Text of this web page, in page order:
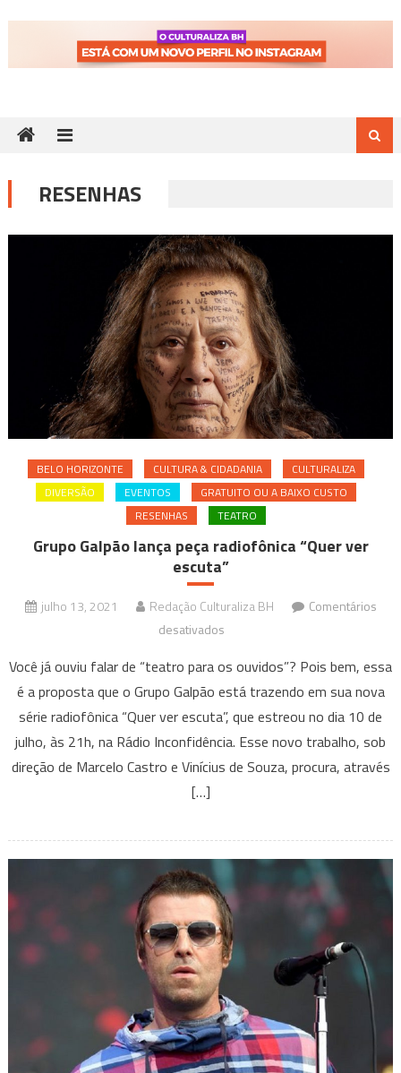
RESENHAS
BELO HORIZONTE CULTURA & CIDADANIA
CULTURALIZA
DIVERSÃO
EVENTOS
GRATUITO OU A BAIXO CUSTO
RESENHAS
TEATRO
Grupo Galpão lança peça radiofônica “Quer ver
escuta”
julho 13, 2021 Redação Culturaliza BH
Comentários
desativados
Galpão
lança
peça
radiofônica
“Quer
Você já ouviu falar de “teatro para os ouvidos”? Pois bem, essa
é a proposta que o Grupo Galpão está trazendo em sua nova
série radiofônica “Quer ver escuta”, que estreou no dia 10 de
julho, às 21h, na Rádio Inconfidência. Esse novo trabalho, sob
direção de Marcelo Castro e Vinícius de Souza, procura, através
[…]